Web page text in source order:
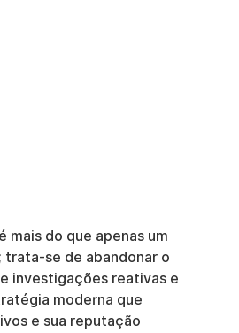
mais do que apenas um
trata-se de abandonar o
investigações reativas e
moderna que
e sua reputação